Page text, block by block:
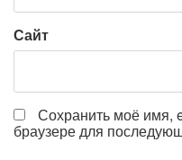
Сайт
Сохранить моё имя,
браузере для